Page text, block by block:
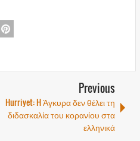
Previous
Hurriyet: H Άγκυρα δεν θέλει τη
διδασκαλία του κορανίου στα
ελληνικά